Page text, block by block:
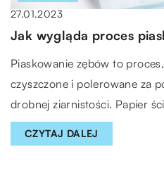
27.01.2023
Jak wygląda proces
Piaskowanie zębów to
czyszczone i polerowane za
drobnej ziarnistości. Papier
CZYTAJ DALEJ